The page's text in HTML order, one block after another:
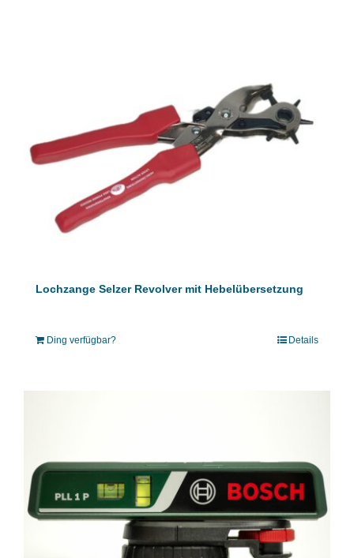
Lochzange Selzer Revolver mit Hebelübersetzung
Ding verfügbar? Details